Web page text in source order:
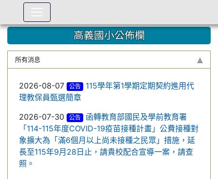
高義國小公佈欄
所有消息
2026-08-07 公告
115學年第1學期定期契約進用代
理教保員甄選簡章
2026-07-30
公告
函轉教育部國民及學前教育署
「114-115年度COVID-19疫苗接種計畫」公費接種對
象擴大為「滿6個月以上尚未接種之民眾」措施，延
長至115年9月28日止，請貴校配合宣導一案，請查
照。